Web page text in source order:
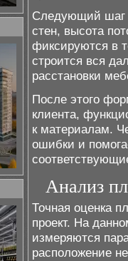
Следующий шаг
стен, высота
фиксируются в
строится вся
расстановки
После этого
клиента,
к материалам.
ошибки и
Анализ
Точная оценка
проект. На
измеряются
расположение